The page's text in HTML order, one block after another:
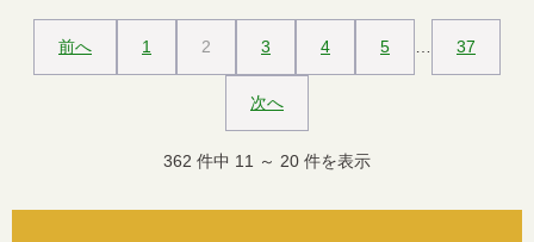
前へ 1 2 3 4 5 37
次へ
362 件中 11 ～ 20 件を表示